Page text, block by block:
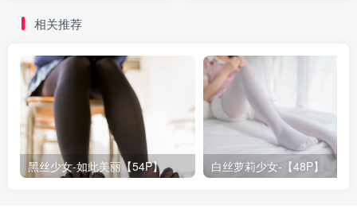
相关推荐
黑丝少女-如此美丽【54P】 白丝萝莉少女-【48P】